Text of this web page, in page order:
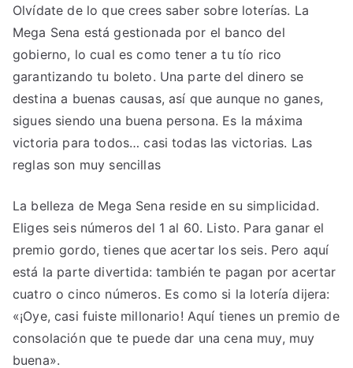
Olvídate de lo que crees saber sobre loterías. La
Mega Sena está gestionada por el banco del
gobierno, lo cual es como tener a tu tío rico
garantizando tu boleto. Una parte del dinero se
destina a buenas causas, así que aunque no ganes,
sigues siendo una buena persona. Es la máxima
victoria para todos… casi todas las victorias. Las
reglas son muy sencillas
La belleza de Mega Sena reside en su simplicidad.
Eliges seis números del 1 al 60. Listo. Para ganar el
premio gordo, tienes que acertar los seis. Pero aquí
está la parte divertida: también te pagan por acertar
cuatro o cinco números. Es como si la lotería dijera:
«¡Oye, casi fuiste millonario! Aquí tienes un premio de
consolación que te puede dar una cena muy, muy
buena».